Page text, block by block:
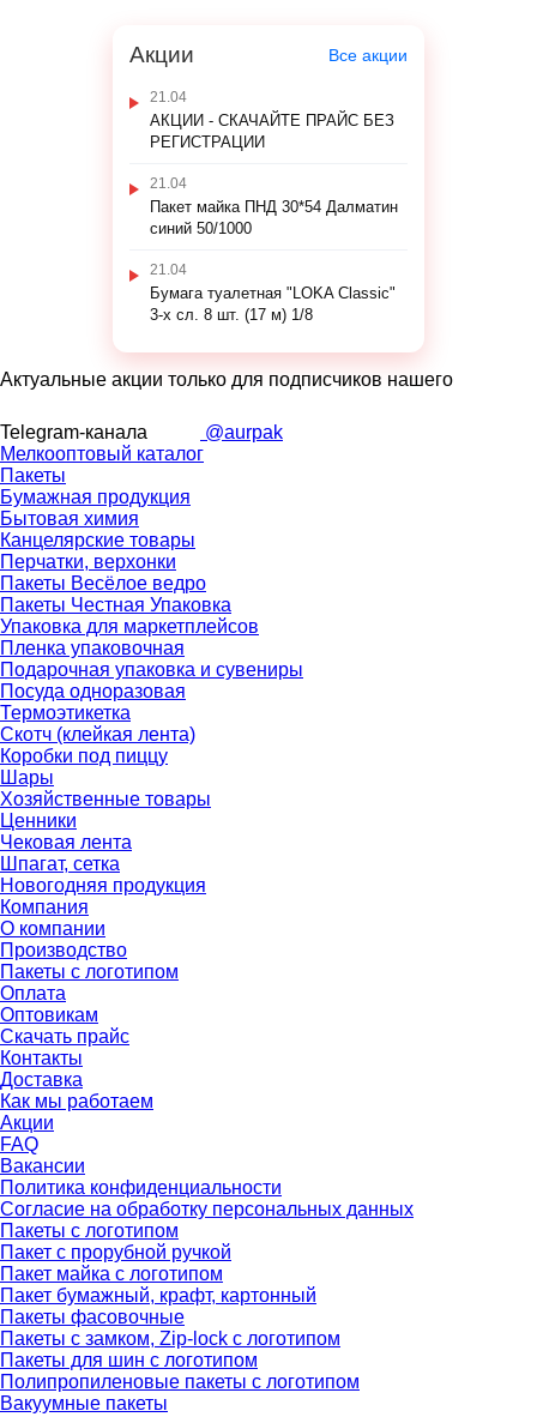
Акции Все акции
21.04
АКЦИИ - СКАЧАЙТЕ ПРАЙС БЕЗ
РЕГИСТРАЦИИ
21.04
Пакет майка ПНД 30*54 Далматин
синий 50/1000
21.04
Бумага туалетная "LOKA Classic"
3-х сл. 8 шт. (17 м) 1/8
Актуальные акции только для подписчиков нашего
Telegram-канала
@aurpak
Мелкооптовый каталог
Пакеты
Бумажная продукция
Бытовая химия
Канцелярские товары
Перчатки, верхонки
Пакеты Весёлое ведро
Пакеты Честная Упаковка
Упаковка для маркетплейсов
Пленка упаковочная
Подарочная упаковка и сувениры
Посуда одноразовая
Термоэтикетка
Скотч (клейкая лента)
Коробки под пиццу
Шары
Хозяйственные товары
Ценники
Чековая лента
Шпагат, сетка
Новогодняя продукция
Компания
О компании
Производство
Пакеты с логотипом
Оплата
Оптовикам
Скачать прайс
Контакты
Доставка
Как мы работаем
Акции
FAQ
Вакансии
Политика конфиденциальности
Согласие на обработку персональных данных
Пакеты с логотипом
Пакет с прорубной ручкой
Пакет майка с логотипом
Пакет бумажный, крафт, картонный
Пакеты фасовочные
Пакеты с замком, Zip-lock с логотипом
Пакеты для шин с логотипом
Полипропиленовые пакеты с логотипом
Вакуумные пакеты